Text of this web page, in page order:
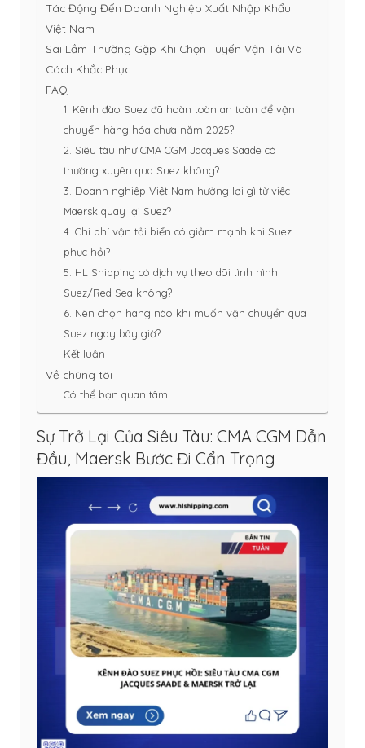
Tác Động Đến Doanh Nghiệp Xuất Nhập Khẩu
Việt Nam
Sai Lầm Thường Gặp Khi Chọn Tuyến Vận Tải Và
Cách Khắc Phục
FAQ
1. Kênh đào Suez đã hoàn toàn an toàn để vận
chuyển hàng hóa chưa năm 2025?
2. Siêu tàu như CMA CGM Jacques Saade có
thường xuyên qua Suez không?
3. Doanh nghiệp Việt Nam hưởng lợi gì từ việc
Maersk quay lại Suez?
4. Chi phí vận tải biển có giảm mạnh khi Suez
phục hồi?
5. HL Shipping có dịch vụ theo dõi tình hình
Suez/Red Sea không?
6. Nên chọn hãng nào khi muốn vận chuyển qua
Suez ngay bây giờ?
Kết luận
Về chúng tôi
Có thể bạn quan tâm:
Sự Trở Lại Của Siêu Tàu: CMA CGM Dẫn
Đầu, Maersk Bước Đi Cẩn Trọng